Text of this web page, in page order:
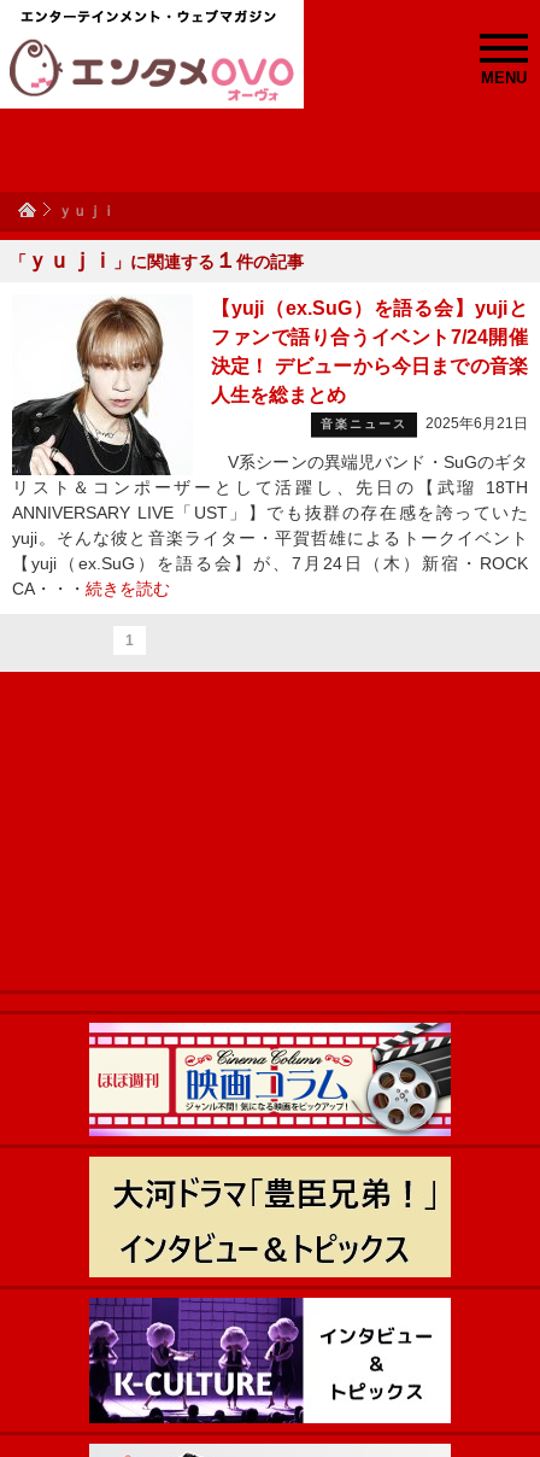
MENU
ｙｕｊｉ
「 ｙｕｊｉ 」に関連する １ 件の記事
【yuji（ex.SuG）を語る会】yujiと
ファンで語り合うイベント7/24開催
決定！ デビューから今日までの音楽
人生を総まとめ
音楽ニュース 2025年6月21日
V系シーンの異端児バンド・SuGのギタ
リスト＆コンポーザーとして活躍し、先日の【武瑠 18TH
ANNIVERSARY LIVE「UST」】でも抜群の存在感を誇っていた
yuji。そんな彼と音楽ライター・平賀哲雄によるトークイベント
【yuji（ex.SuG）を語る会】が、7月24日（木）新宿・ROCK
CA・・・ 続きを読む
1